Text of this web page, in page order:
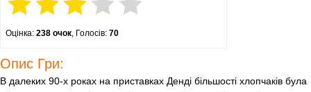
Оцінка: 238 очок, Голосів: 70
Опис Гри:
В далеких 90-х роках на приставках Денді більшості хлопчаків була